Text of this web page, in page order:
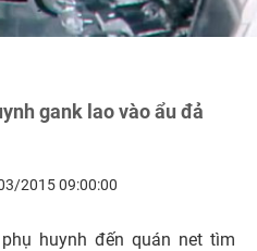
gank lao vào ẩu đả
2015 09:00:00
huynh đến quán net tìm